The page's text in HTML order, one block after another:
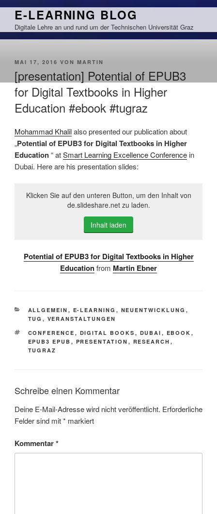
Zum
springen
E-LEARNING BLOG
Digitale Lehre an und rund um der Technischen Universität Graz
VERÖFFENTLICHT
MAI 17, 2016 VON MARTIN
[presentation] Potential of EPUB3
for Digital Textbooks in Higher
Education #ebook #tugraz
Mohammad Khalilalso presented our publication about
„Potential of EPUB3 for Digital Textbooks in Higher
Education“ atSmart Learning Excellence Conference in
Dubai. Here are his presentation slides:
Klicken Sie auf den unteren Button, um den Inhalt von
de.slideshare.net zu laden.
Inhalt laden
Potential of EPUB3 for Digital Textbooks in Higher
Educationfrom Martin Ebner
KATEGORIEN
ALLGEMEIN , E-LEARNING , NEUENTWICKLUNG ,
TUG , VERANSTALTUNGEN
SCHLAGWÖRTER
CONFERENCE , DIGITAL BOOKS , DUBAI , EBOOK ,
EPUB3 EPUB , PRESENTATION , RESEARCH ,
TUGRAZ
Schreibe einen Kommentar
Deine E-Mail-Adresse wird nicht veröffentlicht. Erforderliche
Felder sind mit* markiert
Kommentar*